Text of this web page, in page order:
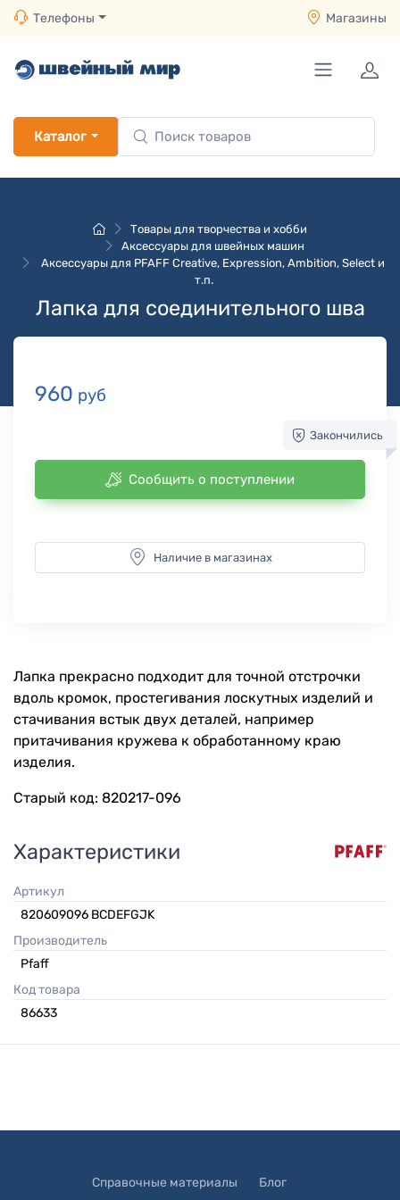
Телефоны Магазины
Каталог
Товары для творчества и хобби
Аксессуары для швейных машин
Аксессуары для PFAFF Creative, Expression, Ambition, Select и
т.п.
Лапка для соединительного шва
960 руб
Закончились
Сообщить о поступлении
Наличие в магазинах
Лапка прекрасно подходит для точной отстрочки
вдоль кромок, простегивания лоскутных изделий и
стачивания встык двух деталей, например
притачивания кружева к обработанному краю
изделия.
Старый код: 820217-096
Характеристики
Артикул
820609096 BCDEFGJK
Производитель
Pfaff
Код товара
86633
Справочные материалы Блог